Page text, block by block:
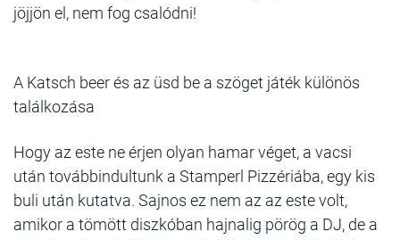
jöjjön el, nem fog csalódni!
A Katsch beer és az üsd be a szöget játék különös
találkozása
Hogy az este ne érjen olyan hamar véget, a vacsi
után továbbindultunk a Stamperl Pizzériába, egy kis
buli után kutatva. Sajnos ez nem az az este volt,
amikor a tömött diszkóban hajnalig pörög a DJ, de a